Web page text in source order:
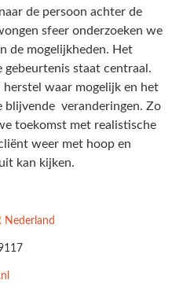
de persoon achter de
sfeer onderzoeken we
de mogelijkheden. Het
staat centraal.
waar mogelijk en het
blijvende veranderingen. Zo
toekomst met realistische
weer met hoop en
kan kijken.
Nederland